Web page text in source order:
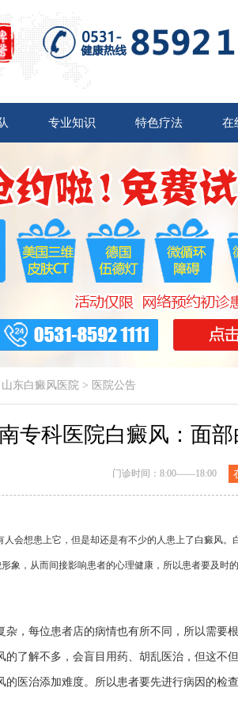
专业知识 特色疗法 在
山东白癜风医院> 医院公告
专科医院白癜风：面
门诊时间：8:00——18:00
想患上它，但是却还是有不少的人患上了白癜风。
象，从而间接影响患者的心理健康，所以患者要及
每位患者店的病情也有所不同，所以需要
的了解不多，会盲目用药、胡乱医治，但这不
的医治添加难度。所以患者要先进行病因的检